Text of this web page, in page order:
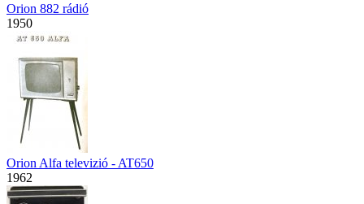
Orion 882 rádió
1950
Orion Alfa televizió - AT650
1962